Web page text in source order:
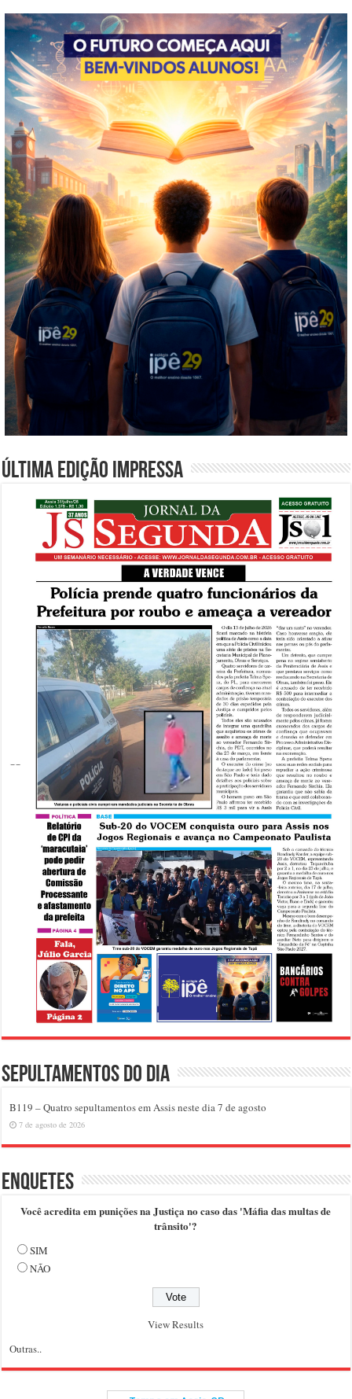
Última edição impressa
Sepultamentos do dia
B119 – Quatro sepultamentos em Assis neste dia 7 de agosto
7 de agosto de 2026
Enquetes
Você acredita em punições na Justiça no caso das 'Máfia das multas de
trânsito'?
SIM
NÃO
View Results
Outras..